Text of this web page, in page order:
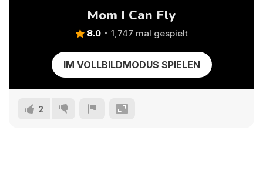
Mom I Can Fly
8.0 1,747 mal gespielt
IM VOLLBILDMODUS SPIELEN
2